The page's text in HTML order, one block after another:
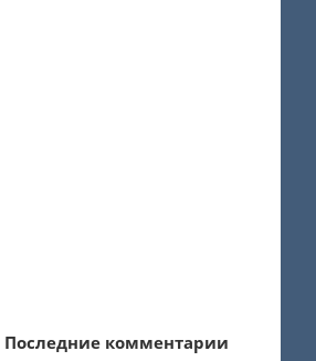
Последние комментарии